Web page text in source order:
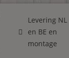
Levering NL
en BE en
montage